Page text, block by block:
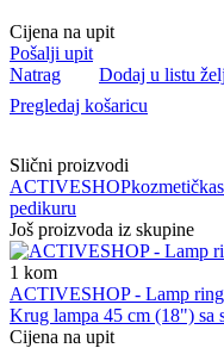
Cijena na upit
Pošalji upit
Natrag
Dodaj u listu
Pregledaj košaricu
Slični proizvodi
ACTIVESHOPkozmetička
pedikuru
Još proizvoda iz skupine
1 kom
ACTIVESHOP - Lamp
Krug lampa 45 cm (18") sa
Cijena na upit